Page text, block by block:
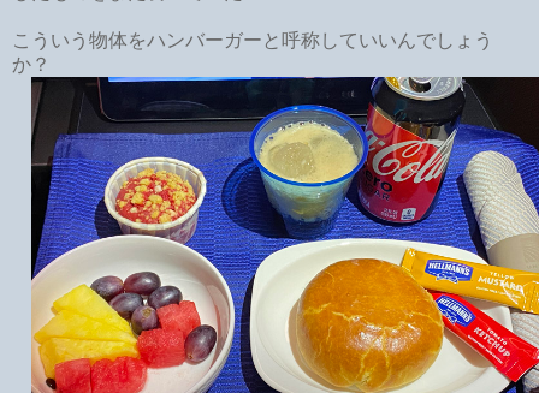
こういう物体をハンバーガーと呼称していいんでしょう
か？